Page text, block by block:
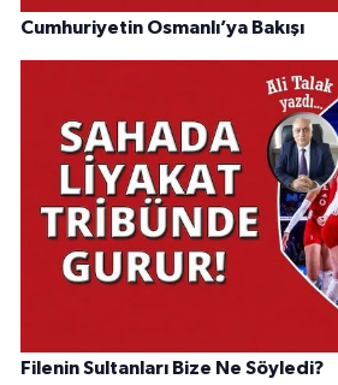
Cumhuriyetin Osmanlı’ya Bakışı
Filenin Sultanları Bize Ne Söyledi?